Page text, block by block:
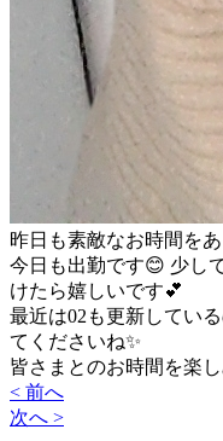
昨日も素敵なお時間を
今日も出勤です😊 少し
けたら嬉しいです💕
最近は02も更新してい
てくださいね✨
皆さまとのお時間を楽
< 前へ
次へ >